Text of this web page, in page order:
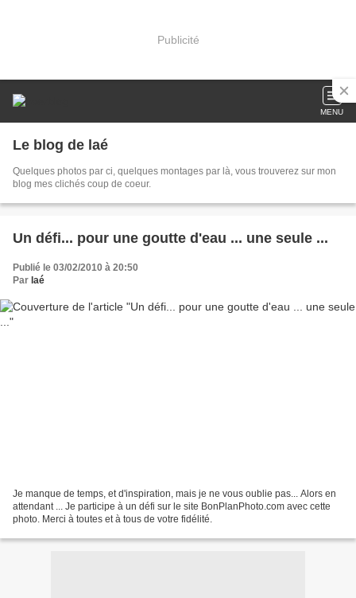
Publicité
MENU
Le blog de laé
Quelques photos par ci, quelques montages par là, vous trouverez sur mon
blog mes clichés coup de coeur.
Un défi... pour une goutte d'eau ... une seule ...
Publié le 03/02/2010 à 20:50
Par laé
Je manque de temps, et d'inspiration, mais je ne vous oublie pas... Alors en
attendant ... Je participe à un défi sur le site BonPlanPhoto.com avec cette
photo. Merci à toutes et à tous de votre fidélité.